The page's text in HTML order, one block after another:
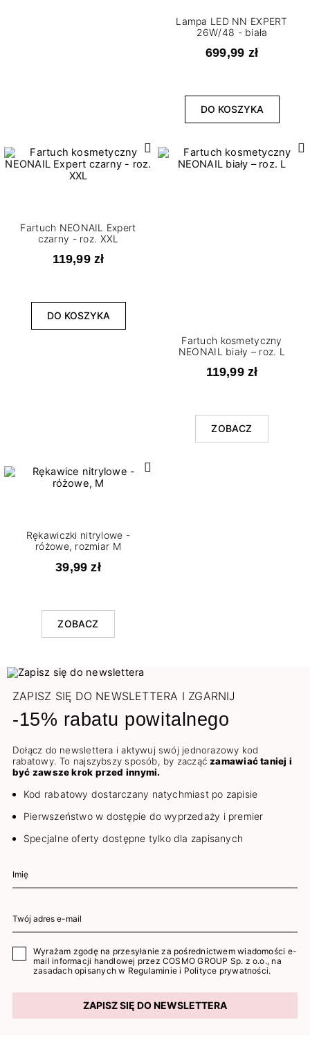
Lampa LED NN EXPERT
26W/48 - biała
699,99 zł
DO KOSZYKA
Fartuch NEONAIL Expert
czarny - roz. XXL
119,99 zł
DO KOSZYKA
Fartuch kosmetyczny
NEONAIL biały – roz. L
119,99 zł
ZOBACZ
Rękawiczki nitrylowe -
różowe, rozmiar M
39,99 zł
ZOBACZ
ZAPISZ SIĘ DO NEWSLETTERA I ZGARNIJ
-15% rabatu powitalnego
Dołącz do newslettera i aktywuj swój jednorazowy kod
rabatowy. To najszybszy sposób, by zacząćzamawiać taniej i
być zawsze krok przed innymi.
Kod rabatowy dostarczany natychmiast po zapisie
Pierwszeństwo w dostępie do wyprzedaży i premier
Specjalne oferty dostępne tylko dla zapisanych
Wyrażam zgodę na przesyłanie za pośrednictwem wiadomości e-
mail informacji handlowej przez COSMO GROUP Sp. z o.o., na
zasadach opisanych w Regulaminie i Polityce prywatności.
ZAPISZ SIĘ DO NEWSLETTERA